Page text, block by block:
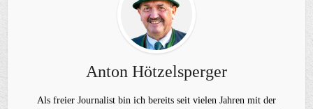
Anton Hötzelsperger
Als freier Journalist bin ich bereits seit vielen Jahren mit der